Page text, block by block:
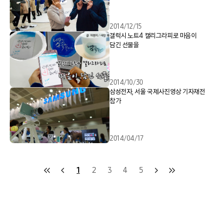
2014/12/15
갤럭시 노트4 캘리그라피로 마음이
담긴 선물을
2014/10/30
삼성전자, 서울 국제사진영상 기자재전
참가
2014/04/17
1 2 3 4 5